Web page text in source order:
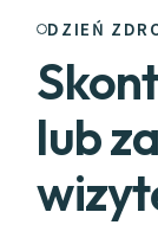
DZIEŃ
lub